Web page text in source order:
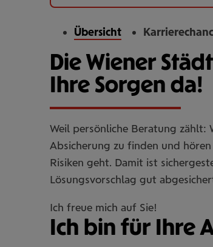
Übersicht
Die Wiener
Ihre Sorgen da!
Weil persönliche Beratung zählt:
Absicherung zu finden und
Risiken geht. Damit ist
Lösungsvorschlag gut
Ich freue mich auf Sie!
Ich bin für Ihre